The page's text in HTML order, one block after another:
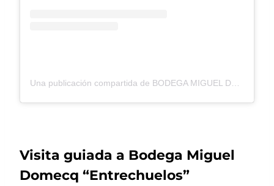
Visita guiada a Bodega Miguel
Domecq “Entrechuelos”